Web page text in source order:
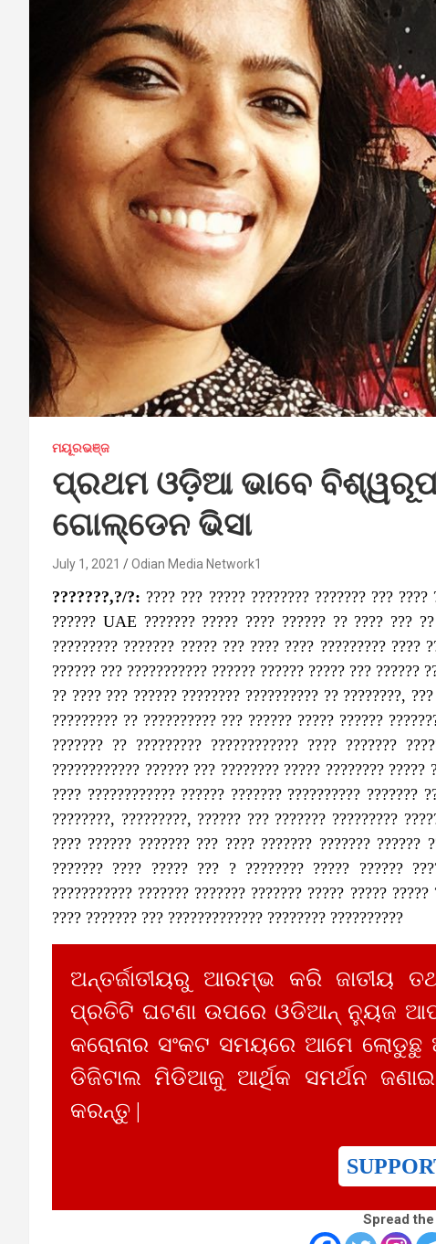
ମୟୂରଭଞ୍ଜ
ପ୍ରଥମ ଓଡ଼ିଆ ଭାବେ
ଗୋଲ୍ଡେନ ଭିସା
July 1, 2021 Odian Media Network1
???????,?/?: ???? ??? ????? ???????? ??????? ???
?????? UAE ??????? ????? ???? ?????? ?? ???? ???
????????? ??????? ????? ??? ???? ???? ????????? ????
?????? ??? ??????????? ?????? ?????? ????? ??? ??????
?? ???? ??? ?????? ???????? ?????????? ?? ????????,
????????? ?? ?????????? ??? ?????? ????? ??????
??????? ?? ????????? ???????????? ???? ???????
???????????? ?????? ??? ???????? ????? ????????
???? ???????????? ?????? ??????? ?????????? ???????
????????, ?????????, ?????? ??? ??????? ?????????
???? ?????? ??????? ??? ???? ??????? ??????? ??????
??????? ???? ????? ??? ? ???????? ????? ??????
??????????? ??????? ??????? ??????? ????? ?????
???? ??????? ??? ????????????? ???????? ??????????
ଅନ୍ତର୍ଜାତୀୟରୁ ଆରମ୍ଭ କରି ଜାତୀୟ
ପ୍ରତିଟି ଘଟଣା ଉପରେ ଓଡିଆନ୍ ନ୍ୟୁଜ
କରୋନାର ସଂକଟ ସମୟରେ ଆମେ
ଡିଜିଟାଲ ମିଡିଆକୁ ଆର୍ଥିକ ସମର୍ଥନ ଜଣାଇ
କରନ୍ତୁ |
Spread